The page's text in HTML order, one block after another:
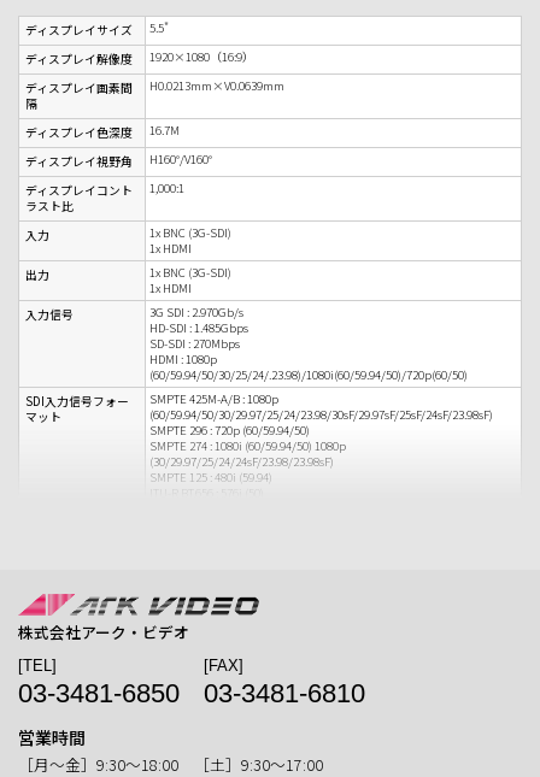
ディスプレイサイズ
5.5"
ディスプレイ解像度
1920×1080（16:9）
ディスプレイ画素間
隔
H0.0213mm×V0.0639mm
ディスプレイ色深度
16.7M
ディスプレイ視野角
H160°/V160°
ディスプレイコント
ラスト比
1,000:1
入力
1x BNC (3G-SDI)
1x HDMI
出力
1x BNC (3G-SDI)
1x HDMI
入力信号
3G SDI : 2.970Gb/s
HD-SDI : 1.485Gbps
SD-SDI : 270Mbps
HDMI : 1080p
(60/59.94/50/30/25/24/.23.98)/1080i(60/59.94/50)/720p(60/50)
SDI入力信号フォー
マット
SMPTE 425M-A/B : 1080p
(60/59.94/50/30/29.97/25/24/23.98/30sF/29.97sF/25sF/24sF/23.98sF)
SMPTE 296 : 720p (60/59.94/50)
SMPTE 274 : 1080i (60/59.94/50) 1080p
(30/29.97/25/24/24sF/23.98/23.98sF)
SMPTE 125 : 480i (59.94)
株式会社アーク・ビデオ
[TEL]
03-3481-6850
[FAX]
03-3481-6810
営業時間
［月〜金］9:30〜18:00 ［土］9:30〜17:00